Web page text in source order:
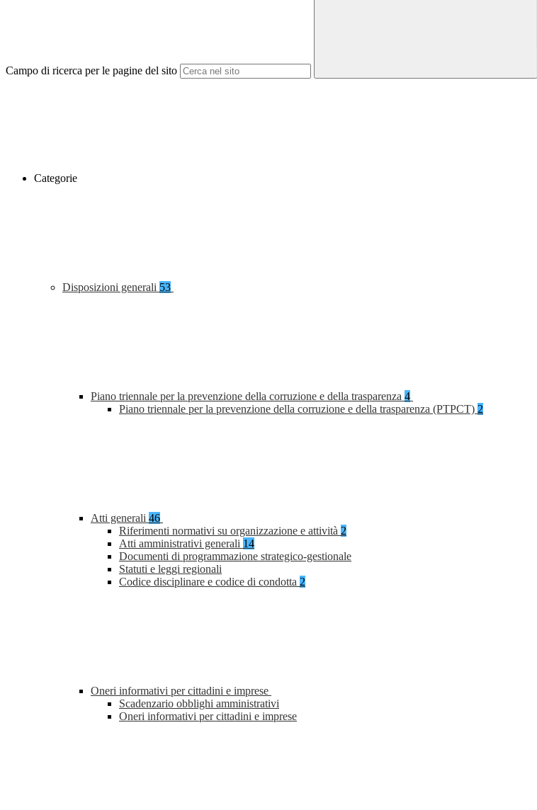
Campo di ricerca per le pagine del sito
Categorie
Disposizioni generali 53
Piano triennale per la prevenzione della corruzione e della trasparenza 4
Piano triennale per la prevenzione della corruzione e della trasparenza (PTPCT) 2
Atti generali 46
Riferimenti normativi su organizzazione e attività 2
Atti amministrativi generali 14
Documenti di programmazione strategico-gestionale
Statuti e leggi regionali
Codice disciplinare e codice di condotta 2
Oneri informativi per cittadini e imprese
Scadenzario obblighi amministrativi
Oneri informativi per cittadini e imprese